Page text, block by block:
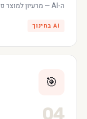
ה-AI — מרעיון למוצר פדגוגי.
AI בחינוך
🎯
04